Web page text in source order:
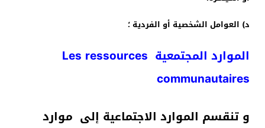
د) العوامل الشخصية أو الفردية ؛
الموارد المجتمعية Les ressources
communautaires
و تنقسم الموارد الاجتماعية إلى موارد